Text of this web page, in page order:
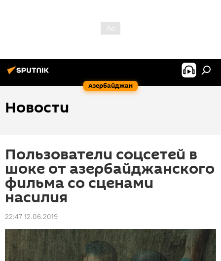
Азербайджан
Новости
Пользователи соцсетей в
шоке от азербайджанского
фильма со сценами
насилия
22:47 12.06.2019